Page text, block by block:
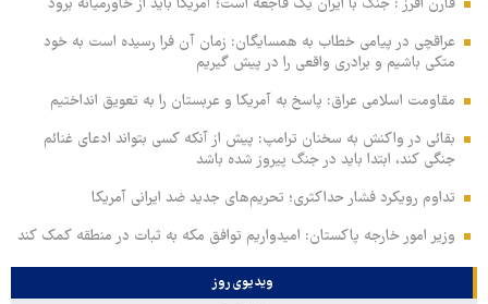
فارن افرز : جنگ با ایران یک فاجعه است؛ آمریکا باید از خاورمیانه برود
عراقچی در پیامی خطاب به همسایگان: زمان آن فرا رسیده است به خود
متکی باشیم و برادری واقعی را در پیش گیریم
مقاومت اسلامی عراق: پاسخ به آمریکا و عربستان را به تعویق انداختیم
بقائی در واکنش به سخنان ترامپ: پیش از آنکه کسی بتواند ادعای غنائم
جنگی کند، ابتدا باید در جنگ پیروز شده باشد
تداوم رویکرد فشار حداکثری؛ تحریم‌های جدید ضد ایرانی آمریکا
وزیر امور خارجه پاکستان: امیدواریم توافق مکه به ثبات در منطقه کمک کند
ویدیوی روز